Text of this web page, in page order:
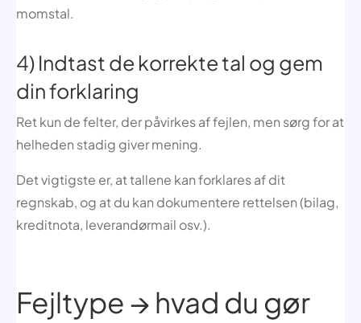
momstal.
4) Indtast de korrekte tal og gem
din forklaring
Ret kun de felter, der påvirkes af fejlen, men sørg for at
helheden stadig giver mening.
Det vigtigste er, at tallene kan forklares af dit
regnskab, og at du kan dokumentere rettelsen (bilag,
kreditnota, leverandørmail osv.).
Fejltype → hvad du gør